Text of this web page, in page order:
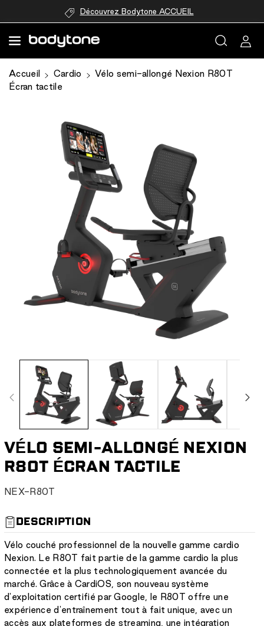
contenu
Découvrez Bodytone ACCUEIL
Accueil Cardio
Vélo semi-allongé Nexion R80T
Écran tactile
VÉLO SEMI-ALLONGÉ NEXION
R80T ÉCRAN TACTILE
S
U
:
NEX-R80T
DESCRIPTION
Vélo couché professionnel de la nouvelle gamme cardio
Nexion. Le R80T fait partie de la gamme cardio la plus
connectée et la plus technologiquement avancée du
marché. Grâce à CardiOS, son nouveau système
d'exploitation certifié par Google, le R80T offre une
expérience d'entraînement tout à fait unique, avec un
accès aux plateformes de streaming, une intégration